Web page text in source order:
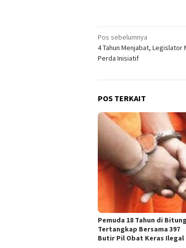
Navigasi
pos
Pos sebelumnya
4 Tahun Menjabat, Legislator
Perda Inisiatif
POS TERKAIT
Pemuda 18 Tahun di Bitung
Tertangkap Bersama 397
Butir Pil Obat Keras Ilegal